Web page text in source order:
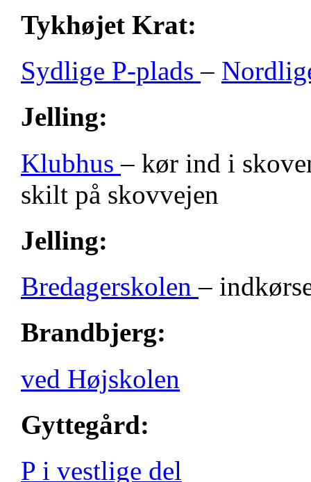
Tykhøjet Krat:
Sydlige P-plads–
Jelling:
Klubhus– kør ind i
skilt på skovvejen
Jelling:
Bredagerskolen–
Brandbjerg:
ved Højskolen
Gyttegård:
P i vestlige del